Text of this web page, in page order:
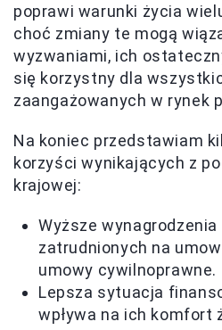
poprawi warunki życia
choć zmiany te mogą
wyzwaniami, ich
się korzystny dla
zaangażowanych w rynek
Na koniec przedstawiam
korzyści wynikających z
krajowej:
Wyższe
zatrudnionych na
umowy cywilnoprawne.
Lepsza sytuacja
wpływa na ich komfort